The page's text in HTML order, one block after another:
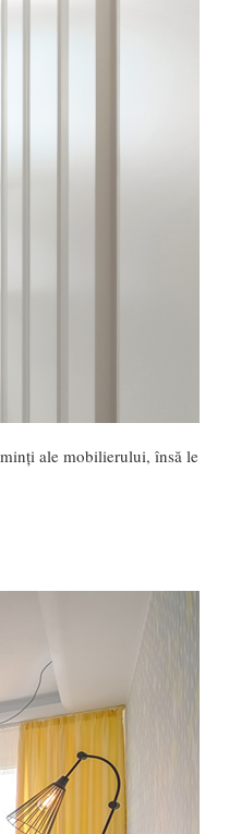
ale mobilierului, însă le